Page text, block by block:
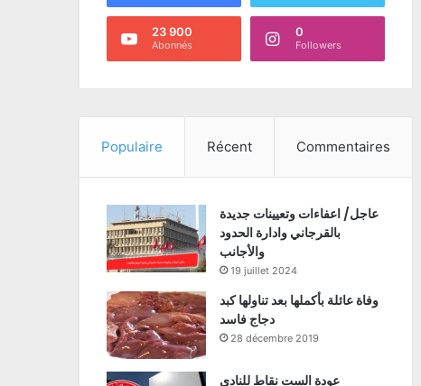
23 900
Abonnés
0
Followers
Populaire Récent Commentaires
عاجل/ اعفاءات وتعيينات جديدة
بالقرجاني وادارة الحدود
والأجانب
19 juillet 2024
وفاة عائلة بأكملها بعد تناولها كبد
دجاج فاسد
28 décembre 2019
عودة الست نقاط للنادي